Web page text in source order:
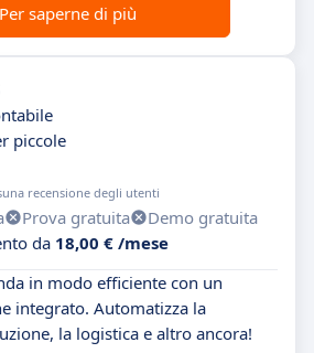
Per saperne di più
piccole
recensione degli utenti
Prova gratuita
Demo gratuita
da 18,00 € /mese
in modo efficiente con un
integrato. Automatizza la
la logistica e altro ancora!